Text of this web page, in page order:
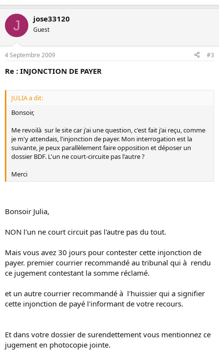
J jose33120
Guest
4 Septembre 2009 #3
Re : INJONCTION DE PAYER
JULIA a dit:
Bonsoir,
Me revoilà sur le site car j'ai une question, c'est fait j'ai reçu, comme
je m'y attendais, l'injonction de payer. Mon interrogation est la
suivante, je peux parallèlement faire opposition et déposer un
dossier BDF. L'un ne court-circuite pas l'autre ?
Merci
Bonsoir Julia,
NON l'un ne court circuit pas l'autre pas du tout.
Mais vous avez 30 jours pour contester cette injonction de
payer. premier courrier recommandé au tribunal qui à rendu
ce jugement contestant la somme réclamé.
et un autre courrier recommandé à l'huissier qui a signifier
cette injonction de payé l'informant de votre recours.
Et dans votre dossier de surendettement vous mentionnez ce
jugement en photocopie jointe.